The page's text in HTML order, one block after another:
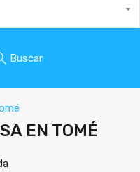
Buscar
EN TOMÉ